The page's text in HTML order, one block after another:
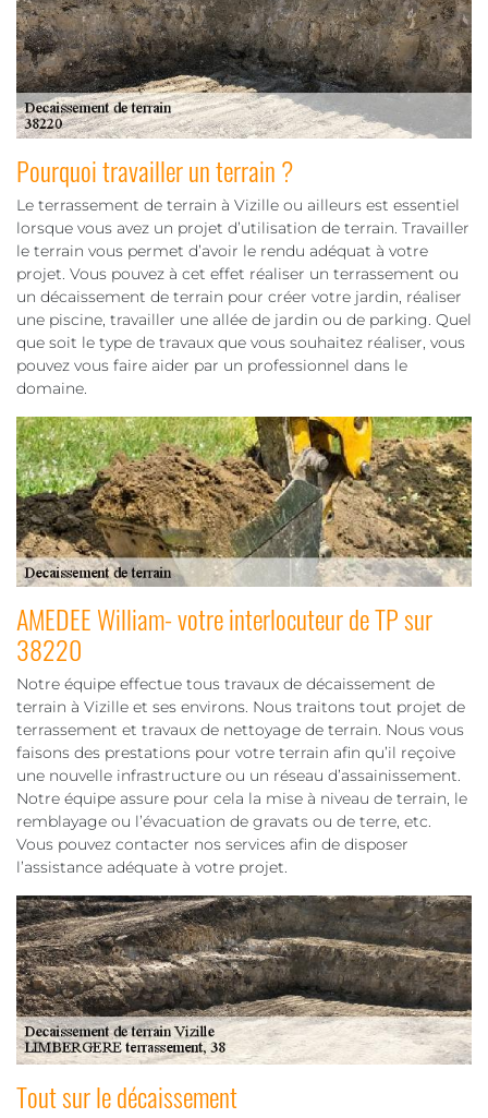
Pourquoi travailler un terrain ?
Le terrassement de terrain à Vizille ou ailleurs est essentiel
lorsque vous avez un projet d’utilisation de terrain. Travailler
le terrain vous permet d’avoir le rendu adéquat à votre
projet. Vous pouvez à cet effet réaliser un terrassement ou
un décaissement de terrain pour créer votre jardin, réaliser
une piscine, travailler une allée de jardin ou de parking. Quel
que soit le type de travaux que vous souhaitez réaliser, vous
pouvez vous faire aider par un professionnel dans le
domaine.
AMEDEE William- votre interlocuteur de TP sur
38220
Notre équipe effectue tous travaux de décaissement de
terrain à Vizille et ses environs. Nous traitons tout projet de
terrassement et travaux de nettoyage de terrain. Nous vous
faisons des prestations pour votre terrain afin qu’il reçoive
une nouvelle infrastructure ou un réseau d’assainissement.
Notre équipe assure pour cela la mise à niveau de terrain, le
remblayage ou l’évacuation de gravats ou de terre, etc.
Vous pouvez contacter nos services afin de disposer
l’assistance adéquate à votre projet.
Tout sur le décaissement